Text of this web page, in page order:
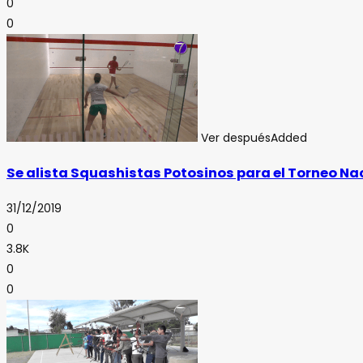
0
0
Ver despuésAdded
Se alista Squashistas Potosinos para el Torneo
31/12/2019
0
3.8K
0
0